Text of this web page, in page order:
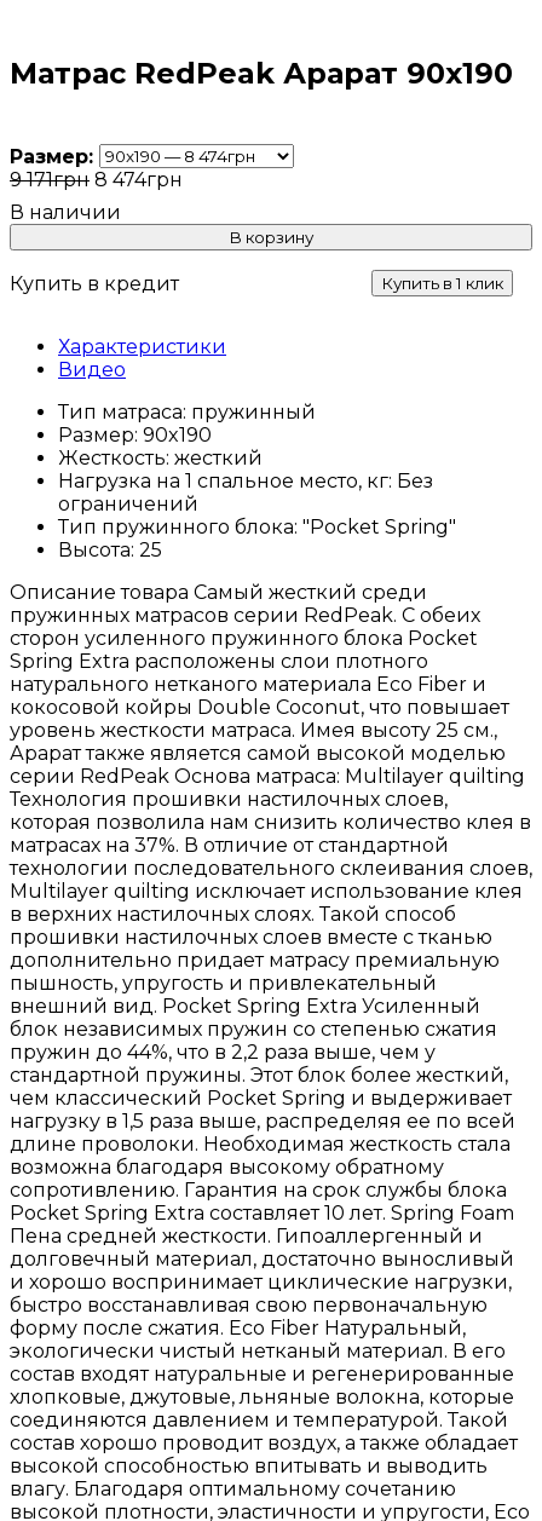
Матрас RedPeak Арарат 90x190
Размер:
9 171грн 8 474грн
В корзину
Купить в кредит Купить в 1 клик
Характеристики
Видео
Тип матраса: пружинный
Размер: 90x190
Жесткость: жесткий
Нагрузка на 1 спальное место, кг: Без
ограничений
Тип пружинного блока: "Pocket Spring"
Высота: 25
Описание товара Самый жесткий среди
пружинных матрасов серии RedPeak. С обеих
сторон усиленного пружинного блока Pocket
Spring Extra расположены слои плотного
натурального нетканого материала Eco Fiber и
кокосовой койры Double Coconut, что повышает
уровень жесткости матраса. Имея высоту 25 см.,
Арарат также является самой высокой моделью
серии RedPeak Основа матраса: Multilayer quilting
Технология прошивки настилочных слоев,
которая позволила нам снизить количество клея в
матрасах на 37%. В отличие от стандартной
технологии последовательного склеивания слоев,
Multilayer quilting исключает использование клея
в верхних настилочных слоях. Такой способ
прошивки настилочных слоев вместе с тканью
дополнительно придает матрасу премиальную
пышность, упругость и привлекательный
внешний вид. Pocket Spring Extra Усиленный
блок независимых пружин со степенью сжатия
пружин до 44%, что в 2,2 раза выше, чем у
стандартной пружины. Этот блок более жесткий,
чем классический Pocket Spring и выдерживает
нагрузку в 1,5 раза выше, распределяя ее по всей
длине проволоки. Необходимая жесткость стала
возможна благодаря высокому обратному
сопротивлению. Гарантия на срок службы блока
Pocket Spring Extra составляет 10 лет. Spring Foam
Пена средней жесткости. Гипоаллергенный и
долговечный материал, достаточно выносливый
и хорошо воспринимает циклические нагрузки,
быстро восстанавливая свою первоначальную
форму после сжатия. Eco Fiber Натуральный,
экологически чистый нетканый материал. В его
состав входят натуральные и регенерированные
хлопковые, джутовые, льняные волокна, которые
соединяются давлением и температурой. Такой
состав хорошо проводит воздух, а также обладает
высокой способностью впитывать и выводить
влагу. Благодаря оптимальному сочетанию
высокой плотности, эластичности и упругости, Eco